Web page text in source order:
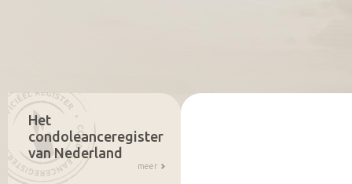
Het
condoleanceregister
van Nederland
meer